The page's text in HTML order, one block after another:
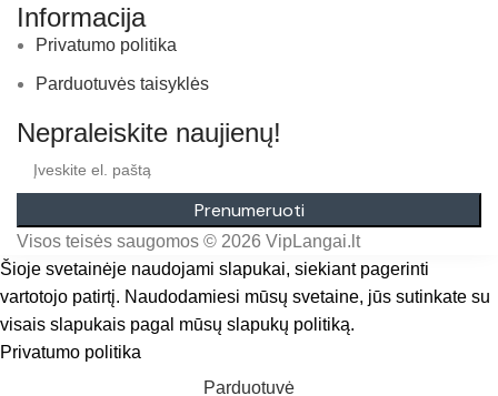
Informacija
Privatumo politika
Parduotuvės taisyklės
Nepraleiskite naujienų!
Prenumeruoti
Visos teisės saugomos © 2026 VipLangai.lt
Šioje svetainėje naudojami slapukai, siekiant pagerinti
vartotojo patirtį. Naudodamiesi mūsų svetaine, jūs sutinkate su
visais slapukais pagal mūsų slapukų politiką.
Privatumo politika
Parduotuvė